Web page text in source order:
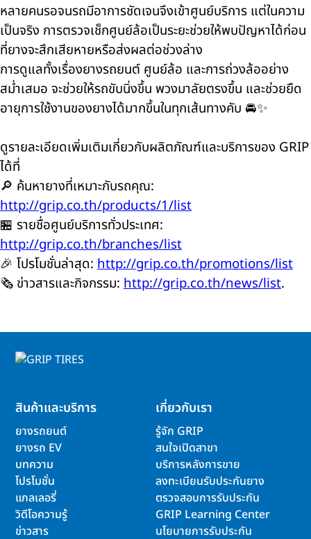
หลายคนรอจนรถมีอาการชัดเจนจึงเข้าศูนย์บริการ แต่ในความ
เป็นจริง การตรวจเช็กศูนย์ล้อเป็นระยะช่วยให้พบปัญหาได้ก่อน
ที่ยางจะสึกเสียหายหรือส่งผลต่อช่วงล่าง
การดูแลทั้งเรื่องยางรถยนต์ ศูนย์ล้อ และการถ่วงล้ออย่าง
สม่ำเสมอ จะช่วยให้รถขับนิ่งขึ้น พวงมาลัยตรงขึ้น และช่วยยืด
อายุการใช้งานของยางได้มากขึ้นในทุกเส้นทางคับ 🚘✨
ดูรายละเอียดเพิ่มเติมเกี่ยวกับผลิตภัณฑ์และบริการของ GRIP
ได้ที่
🔎 ค้นหายางที่เหมาะกับรถคุณ:
http://grip.co.th/products/1/list
🏪 รายชื่อศูนย์บริการทั่วประเทศ:
http://grip.co.th/branches/list
🎉 โปรโมชั่นล่าสุด: http://grip.co.th/promotions/list
🗞️ ข่าวสารและกิจกรรม: http://grip.co.th/news/list.
สินค้าและบริการ
ยางรถยนต์
ยางรถ EV
บทความ
โปรโมชั่น
แกลเลอรี่
วิดีโอความรู้
ข่าวสาร
เกี่ยวกับเรา
รู้จัก GRIP
สนใจเปิดสาขา
บริการหลังการขาย
ลงทะเบียนรับประกันยาง
ตรวจสอบการรับประกัน
GRIP Learning Center
นโยบายการรับประกัน